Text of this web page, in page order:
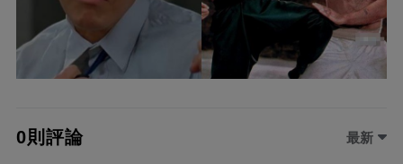
0則評論 最新